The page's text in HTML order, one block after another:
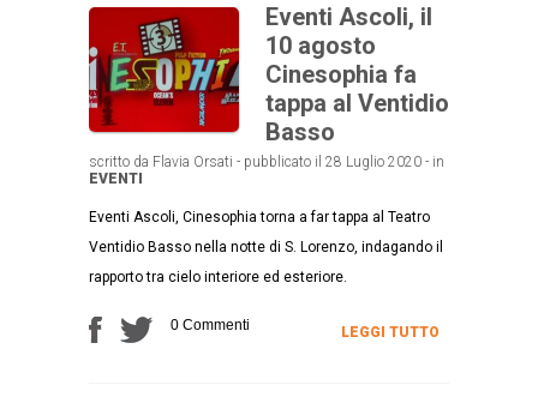
Eventi Ascoli, il
10 agosto
Cinesophia fa
tappa al Ventidio
Basso
scritto da Flavia Orsati - pubblicato il 28 Luglio 2020 - in
EVENTI
Eventi Ascoli, Cinesophia torna a far tappa al Teatro
Ventidio Basso nella notte di S. Lorenzo, indagando il
rapporto tra cielo interiore ed esteriore.
0 Commenti LEGGI TUTTO